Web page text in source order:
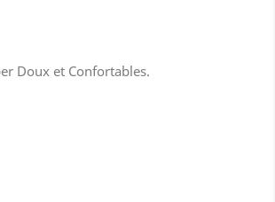
Doux et Confortables.